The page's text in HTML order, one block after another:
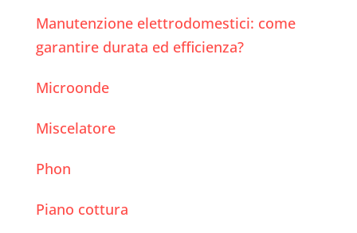
Manutenzione elettrodomestici: come
garantire durata ed efficienza?
Microonde
Miscelatore
Phon
Piano cottura